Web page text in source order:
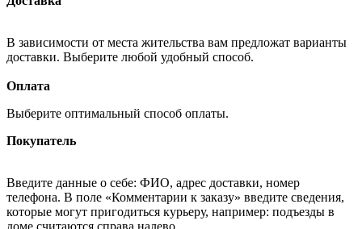
В зависимости от места жительства вам предложат варианты
доставки. Выберите любой удобный способ.
Оплата
Выберите оптимальный способ оплаты.
Покупатель
Введите данные о себе: ФИО, адрес доставки, номер
телефона. В поле «Комментарии к заказу» введите сведения,
которые могут пригодиться курьеру, например: подъезды в